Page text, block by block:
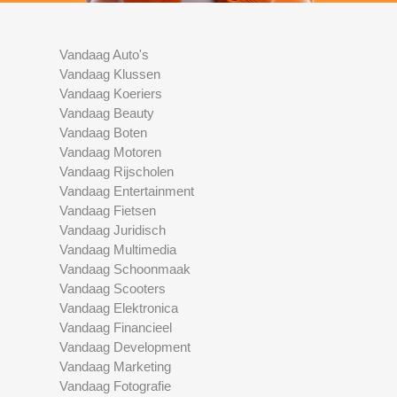
Vandaag Auto's
Vandaag Klussen
Vandaag Koeriers
Vandaag Beauty
Vandaag Boten
Vandaag Motoren
Vandaag Rijscholen
Vandaag Entertainment
Vandaag Fietsen
Vandaag Juridisch
Vandaag Multimedia
Vandaag Schoonmaak
Vandaag Scooters
Vandaag Elektronica
Vandaag Financieel
Vandaag Development
Vandaag Marketing
Vandaag Fotografie